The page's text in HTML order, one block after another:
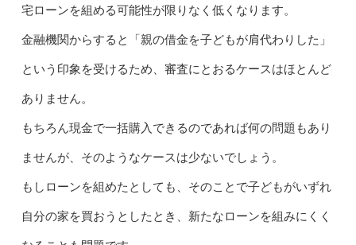
宅ローンを組める可能性が限りなく低くなります。
金融機関からすると「親の借金を子どもが肩代わりした」
という印象を受けるため、審査にとおるケースはほとんど
ありません。
もちろん現金で一括購入できるのであれば何の問題もあり
ませんが、そのようなケースは少ないでしょう。
もしローンを組めたとしても、そのことで子どもがいずれ
自分の家を買おうとしたとき、新たなローンを組みにくく